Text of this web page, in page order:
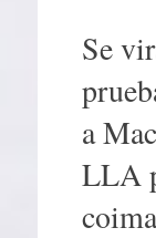
contenido
Se
a
LLA